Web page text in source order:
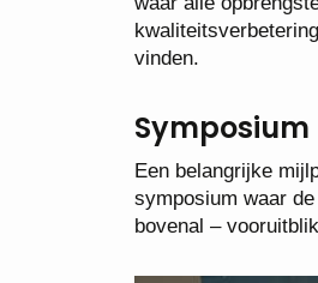
vinden.
Symposium
Een belangrijke
symposium waar
bovenal –